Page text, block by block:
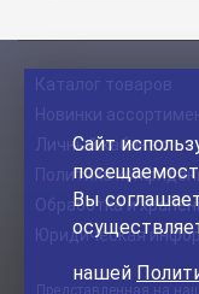
Каталог товаров
Новинки
Личный кабинет
Политика
Обработка и
Юридическая
Сайт
Вы
нашей